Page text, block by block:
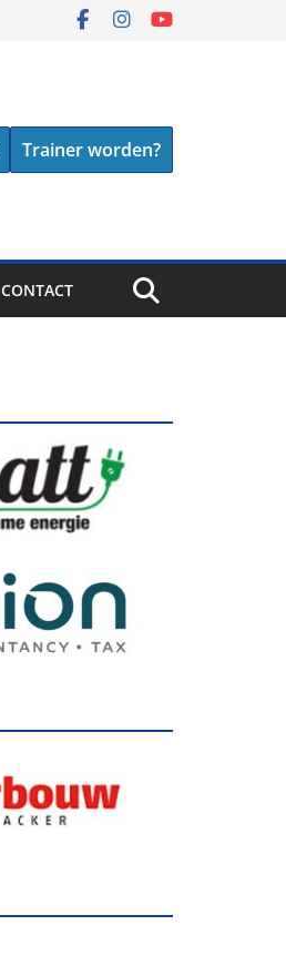
Trainer worden?
CONTACT